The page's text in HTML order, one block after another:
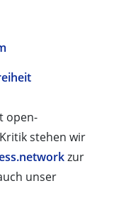
open-
stehen wir
zur
unser